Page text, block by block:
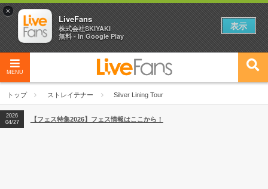
MENU
トップ ストレイテナー Silver Lining Tour
2026
04/27
2026
【ライブ動員ランキング】2026年上半期編発表！
2026
04/27
【フェス特集2026】フェス情報はここから！
×
LiveFans
株式会社SKIYAKI
無料 - In Google Play
表示